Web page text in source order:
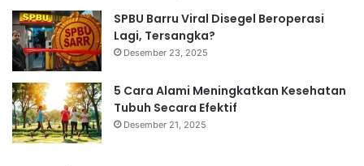
SPBU Barru Viral Disegel Beroperasi
Lagi, Tersangka?
Desember 23, 2025
5 Cara Alami Meningkatkan Kesehatan
Tubuh Secara Efektif
Desember 21, 2025